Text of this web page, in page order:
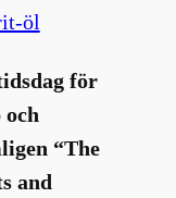
öl
för
“The
and